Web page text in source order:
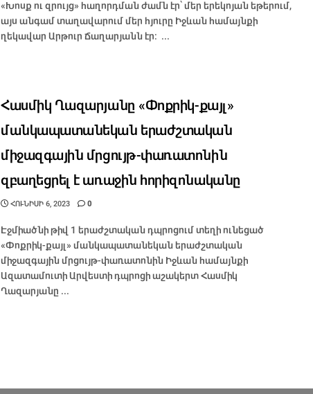
«Խոսք ու զրույց» հաղորդման ժամն էր՝ մեր երեկոյան եթերում,
այս անգամ տաղավարում մեր հյուրը Իջևան համայնքի
ղեկավար Արթուր Ճաղարյանն էր։ ...
Հասմիկ Ղազարյանը «Փոքրիկ-քայլ»
մանկապատանեկան երաժշտական
միջազգային մրցույթ-փառատոնին
զբաղեցրել է առաջին հորիզոնականը
ՀՈՒՆԻՍԻ 6, 2023 0
Էջմիածնի թիվ 1 երաժշտական դպրոցում տեղի ունեցած
«Փոքրիկ-քայլ» մանկապատանեկան երաժշտական
միջազգային մրցույթ-փառատոնին Իջևան համայնքի
Ազատամուտի Արվեստի դպրոցի աշակերտ Հասմիկ
Ղազարյանը ...